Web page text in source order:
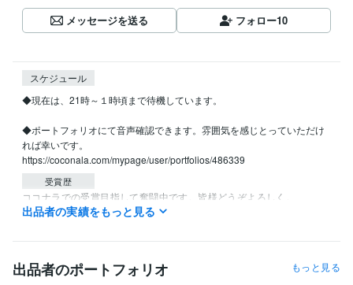
メッセージを送る フォロー10
スケジュール
◆現在は、21時～１時頃まで待機しています。
◆ポートフォリオにて音声確認できます。雰囲気を感じとっていただけ
れば幸いです。
受賞歴
ココナラでの受賞目指して奮闘中です。皆様どうぞよろしく。
悩み相談・カウンセリング
様々な思いから出来上がった人間関係哲
悩み相談・カウンセリング
副業について聞いてみたい（副業哲学）
出品者の実績をもっと見る
出品者のポートフォリオ もっと見る